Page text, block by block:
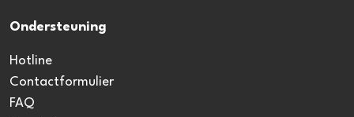
Ondersteuning
Hotline
Contactformulier
FAQ